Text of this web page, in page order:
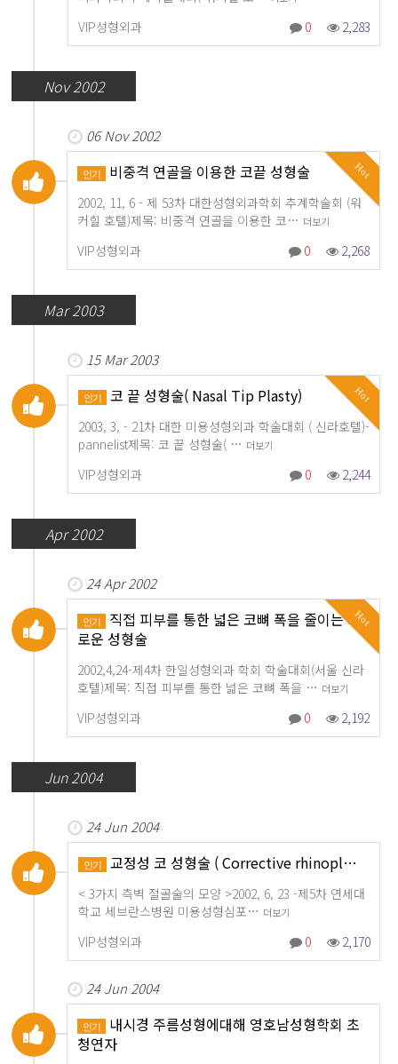
VIP성형외과 0 2,283
Nov 2002
06 Nov 2002
Hot
인기 비중격 연골을 이용한 코끝 성형술
2002, 11, 6 - 제 53차 대한성형외과학회 추계학술회 (워
커힐 호텔)제목: 비중격 연골을 이용한 코… 더보기
VIP성형외과 0 2,268
Mar 2003
15 Mar 2003
Hot
인기 코 끝 성형술( Nasal Tip Plasty)
2003, 3, - 21차 대한 미용성형외과 학술대회 ( 신라호텔)-
pannelist제목: 코 끝 성형술( … 더보기
VIP성형외과 0 2,244
Apr 2002
24 Apr 2002
Hot
인기 직접 피부를 통한 넓은 코뼈 폭을 줄이는 새
로운 성형술
2002,4,24-제4차 한일성형외과 학회 학술대회(서울 신라
호텔)제목: 직접 피부를 통한 넓은 코뼈 폭을 … 더보기
VIP성형외과 0 2,192
Jun 2004
24 Jun 2004
인기 교정성 코 성형술 ( Corrective rhinopl…
< 3가지 측벽 절골술의 모양 >2002, 6, 23 -제5차 연세대
학교 세브란스병원 미용성형심포… 더보기
VIP성형외과 0 2,170
24 Jun 2004
인기 내시경 주름성형에대해 영호남성형학회 초
청연자